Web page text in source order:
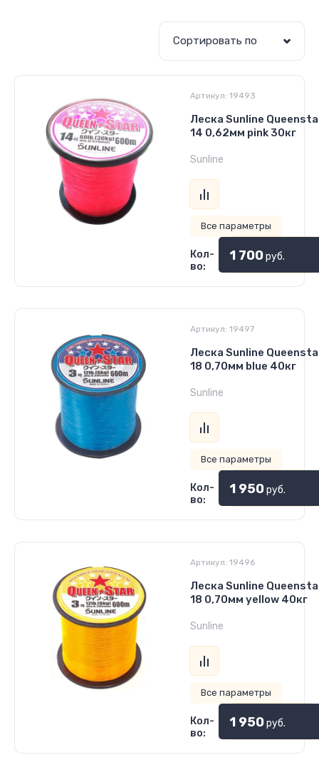
Сортировать по
Артикул: 19493
Леска Sunline
14 0,62мм pink 30кг
Sunline
Все параметры
Кол-
во:
1 700руб.
Артикул: 19497
Леска Sunline
18 0,70мм blue 40кг
Sunline
Все параметры
Кол-
во:
1 950руб.
Артикул: 19496
Леска Sunline
18 0,70мм yellow 40кг
Sunline
Все параметры
Кол-
во:
1 950руб.